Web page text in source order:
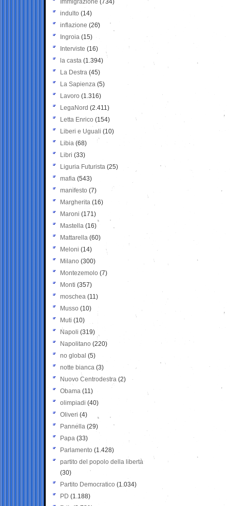
Immigrazione (734)
indulto (14)
inflazione (26)
Ingroia (15)
Interviste (16)
la casta (1.394)
La Destra (45)
La Sapienza (5)
Lavoro (1.316)
LegaNord (2.411)
Letta Enrico (154)
Liberi e Uguali (10)
Libia (68)
Libri (33)
Liguria Futurista (25)
mafia (543)
manifesto (7)
Margherita (16)
Maroni (171)
Mastella (16)
Mattarella (60)
Meloni (14)
Milano (300)
Montezemolo (7)
Monti (357)
moschea (11)
Musso (10)
Muti (10)
Napoli (319)
Napolitano (220)
no global (5)
notte bianca (3)
Nuovo Centrodestra (2)
Obama (11)
olimpiadi (40)
Oliveri (4)
Pannella (29)
Papa (33)
Parlamento (1.428)
partito del popolo della libertà
(30)
Partito Democratico (1.034)
PD (1.188)